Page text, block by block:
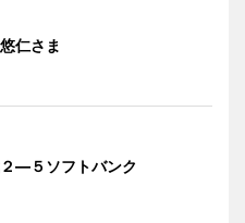
仁さま
―５ソフトバンク